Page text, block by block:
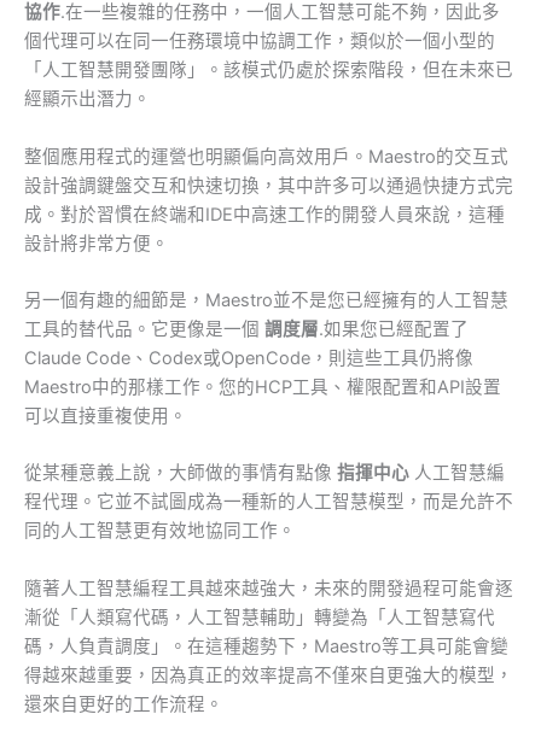
協作.在一些複雜的任務中，一個人工智慧可能不夠，因此多
個代理可以在同一任務環境中協調工作，類似於一個小型的
「人工智慧開發團隊」。該模式仍處於探索階段，但在未來已
經顯示出潛力。
整個應用程式的運營也明顯偏向高效用戶。Maestro的交互式
設計強調鍵盤交互和快速切換，其中許多可以通過快捷方式完
成。對於習慣在終端和IDE中高速工作的開發人員來說，這種
設計將非常方便。
另一個有趣的細節是，Maestro並不是您已經擁有的人工智慧
工具的替代品。它更像是一個 調度層.如果您已經配置了
Claude Code、Codex或OpenCode，則這些工具仍將像
Maestro中的那樣工作。您的HCP工具、權限配置和API設置
可以直接重複使用。
從某種意義上說，大師做的事情有點像 指揮中心 人工智慧編
程代理。它並不試圖成為一種新的人工智慧模型，而是允許不
同的人工智慧更有效地協同工作。
隨著人工智慧編程工具越來越強大，未來的開發過程可能會逐
漸從「人類寫代碼，人工智慧輔助」轉變為「人工智慧寫代
碼，人負責調度」。在這種趨勢下，Maestro等工具可能會變
得越來越重要，因為真正的效率提高不僅來自更強大的模型，
還來自更好的工作流程。